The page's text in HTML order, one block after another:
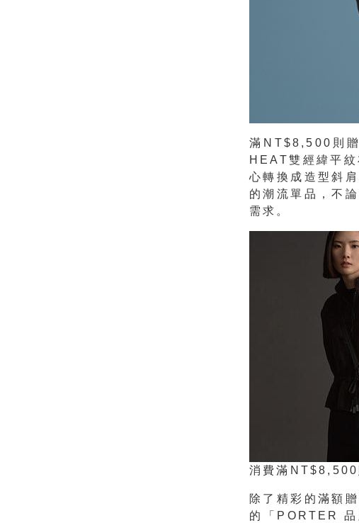
滿NT$8,500則
HEAT雙經緯平
心轉換成造型斜
的潮流單品，不
需求。
消費滿NT$8,500
除了精彩的滿額
的
「 PORTER